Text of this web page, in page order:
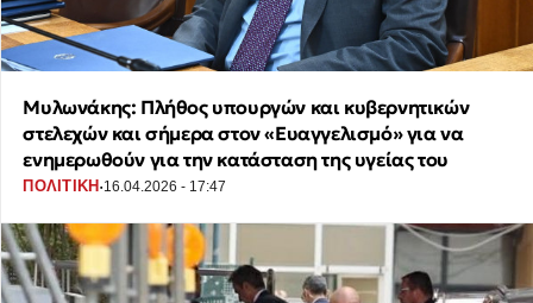
Μυλωνάκης: Πλήθος υπουργών και κυβερνητικών
στελεχών και σήμερα στον «Ευαγγελισμό» για να
ενημερωθούν για την κατάσταση της υγείας του
ΠΟΛΙΤΙΚΗ ·16.04.2026 - 17:47